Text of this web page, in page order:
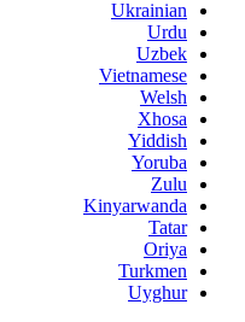
Ukrainian
Urdu
Uzbek
Vietnamese
Welsh
Xhosa
Yiddish
Yoruba
Zulu
Kinyarwanda
Tatar
Oriya
Turkmen
Uyghur